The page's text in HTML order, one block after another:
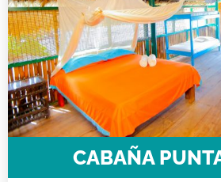
CABAÑA